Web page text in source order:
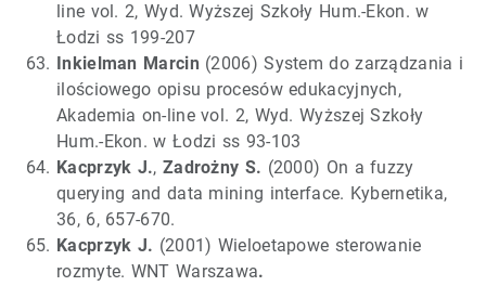
line vol. 2, Wyd. Wyższej Szkoły Hum.-Ekon. w
Łodzi ss 199-207
Inkielman Marcin (2006) System do zarządzania i
ilościowego opisu procesów edukacyjnych,
Akademia on-line vol. 2, Wyd. Wyższej Szkoły
Hum.-Ekon. w Łodzi ss 93-103
Kacprzyk J., Zadrożny S. (2000) On a fuzzy
querying and data mining interface. Kybernetika,
36, 6, 657-670.
Kacprzyk J. (2001) Wieloetapowe sterowanie
rozmyte. WNT Warszawa.